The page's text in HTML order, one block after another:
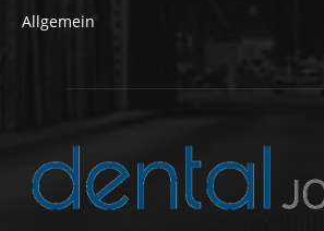
Allgemein